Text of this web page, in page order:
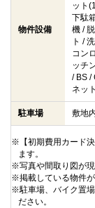
物件設備
ット
下駄
機 /
ト /
コン
ッチ
/ BS /
ネッ
駐車場 敷地
※【初期費用カード
ます。
※写真や間取り図が現
※掲載している物件が
※駐車場、バイク置
ださい。